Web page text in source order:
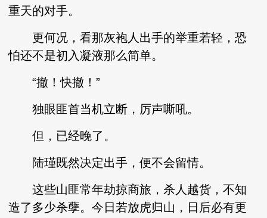
重天的对手。
更何况，看那灰袍人出手的举重若轻，恐
怕还不是初入凝液那么简单。
“撤！快撤！”
独眼匪首当机立断，厉声嘶吼。
但，已经晚了。
陆瑾既然决定出手，便不会留情。
这些山匪常年劫掠商旅，杀人越货，不知
造了多少杀孽。今日若放虎归山，日后必有更